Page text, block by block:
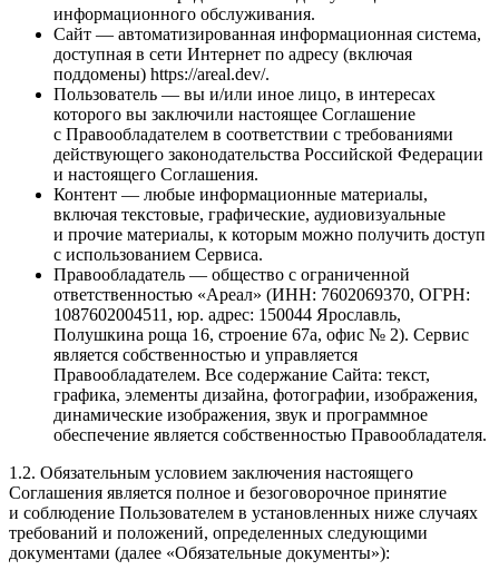
информационного обслуживания.
Сайт — автоматизированная информационная система,
доступная в сети Интернет по адресу (включая
поддомены) https://areal.dev/.
Пользователь — вы и/или иное лицо, в интересах
которого вы заключили настоящее Соглашение
с Правообладателем в соответствии с требованиями
действующего законодательства Российской Федерации
и настоящего Соглашения.
Контент — любые информационные материалы,
включая текстовые, графические, аудиовизуальные
и прочие материалы, к которым можно получить доступ
с использованием Сервиса.
Правообладатель — общество с ограниченной
ответственностью «Ареал» (ИНН: 7602069370, ОГРН:
1087602004511, юр. адрес: 150044 Ярославль,
Полушкина роща 16, строение 67а, офис № 2). Сервис
является собственностью и управляется
Правообладателем. Все содержание Сайта: текст,
графика, элементы дизайна, фотографии, изображения,
динамические изображения, звук и программное
обеспечение является собственностью Правообладателя.
1.2. Обязательным условием заключения настоящего
Соглашения является полное и безоговорочное принятие
и соблюдение Пользователем в установленных ниже случаях
требований и положений, определенных следующими
документами (далее «Обязательные документы»):